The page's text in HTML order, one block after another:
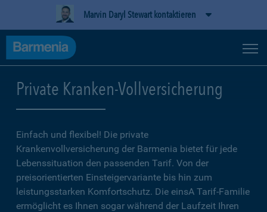
Marvin Daryl Stewart kontaktieren
Private Kranken-Vollversicherung
Einfach und flexibel! Die private
Krankenvollversicherung der Barmenia bietet für jede
Lebenssituation den passenden Tarif. Von der
preisorientierten Einsteigervariante bis hin zum
leistungsstarken Komfortschutz. Die einsA Tarif-Familie
ermöglicht es Ihnen sogar während der Laufzeit Ihren